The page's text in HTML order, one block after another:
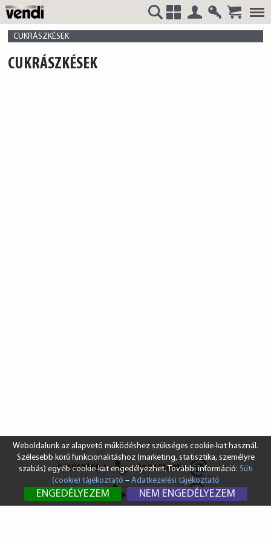
VENDI
SZEKSZÁRD +36 74 510 054
info@vendi.hu
BUDAPEST +36 1 431 8687
CUKRÁSZKÉSEK
CUKRÁSZKÉSEK
Weboldalunk az alapvető működéshez szükséges cookie-kat használ.
Szélesebb körű funkcionalitáshoz (marketing, statisztika, személyre
szabás) egyéb cookie-kat engedélyezhet. További információ: Süti
(cookie) tájékoztató – Adatkezelési tájékoztató
ENGEDÉLYEZEM NEM ENGEDÉLYEZEM